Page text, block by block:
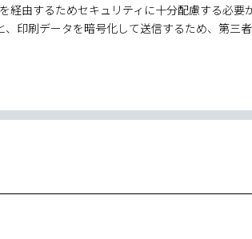
経由するためセキュリティに十分配慮する必要
、印刷データを暗号化して送信するため、第三